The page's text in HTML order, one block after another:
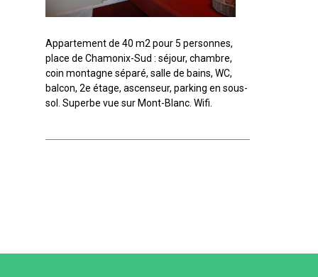
Appartement de 40 m2 pour 5 personnes,
place de Chamonix-Sud : séjour, chambre,
coin montagne séparé, salle de bains, WC,
balcon, 2e étage, ascenseur, parking en sous-
sol. Superbe vue sur Mont-Blanc. Wifi.